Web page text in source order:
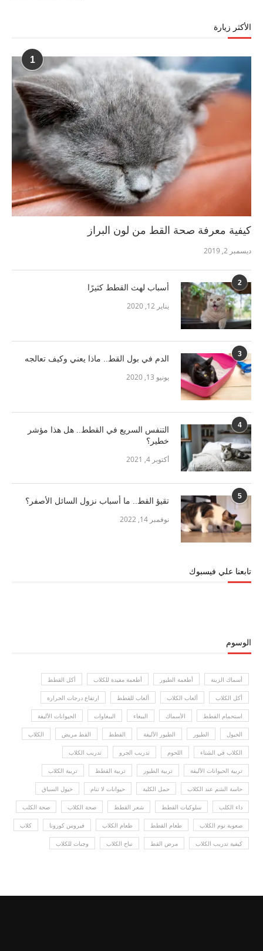
الأكثر زيارة
1
كيفية معرفة صحة القط من لون البراز
ديسمبر 2, 2019
2 أسباب لهث القطط كثيرًا
يناير 12, 2020
3 الدم في بول القط.. ماذا يعني وكيف تعالجه
يونيو 13, 2020
4
التنفس السريع في القطط.. هل هذا مؤشر
خطير؟
أكتوبر 4, 2021
5 تقيؤ القط.. ما أسباب نزول السائل الأصفر؟
نوفمبر 14, 2022
تابعنا علي فيسبوك
الوسوم
أسماك الزينة أطعمة الطيور أطعمة مفيدة للكلاب أكل القطط
أكل الكلاب ألعاب الكلاب ألعاب للقطط ارتفاع درجات الحرارة
استحمام القطط الأسماك الببغاء الببغاوات الحيوانات الأليفة
الخيول الطيور الطيور الأليفة القطط القط مريض الكلاب
الكلاب في الشتاء اللحوم تدريب الجرو تدريب الكلاب
تربية الحيوانات الأليفة تربية الطيور تربية القطط تربية الكلاب
حاسة الشم عند الكلاب حمل الكلبة حيوانات لا تنام خيول السباق
داء الكلب سلوكيات القطط شعر القطط صحة الكلاب صحة الكلب
صعوبة نوم الكلاب طعام القطط طعام الكلاب فيروس كورونا كلاب
كيفية تدريب الكلاب مرض القط نباح الكلاب وجبات للكلاب